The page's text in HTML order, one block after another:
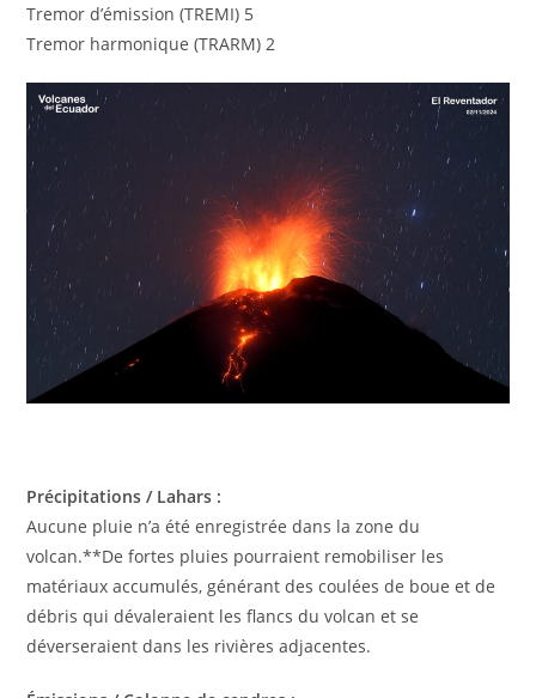
Tremor d’émission (TREMI) 5
Tremor harmonique (TRARM) 2
Précipitations / Lahars :
Aucune pluie n’a été enregistrée dans la zone du
volcan.**De fortes pluies pourraient remobiliser les
matériaux accumulés, générant des coulées de boue et de
débris qui dévaleraient les flancs du volcan et se
déverseraient dans les rivières adjacentes.